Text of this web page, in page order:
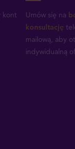
kont
Umów się na
konsultację
mailową, aby
indywidualną